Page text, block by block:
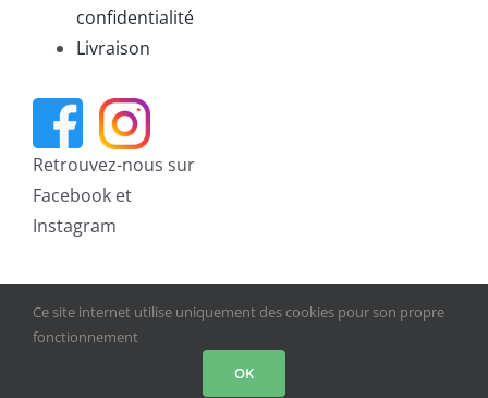
confidentialité
Livraison
Retrouvez-nous sur
Facebook et
Instagram
© Copyright 2021 | Tous droits réservés | Réalisation par
Glukose
Ce site internet utilise uniquement des cookies pour son propre
fonctionnement
OK